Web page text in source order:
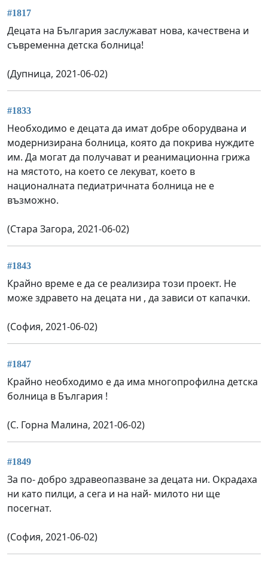
#1817
Децата на България заслужават нова, качествена и
съвременна детска болница!
(Дупница, 2021-06-02)
#1833
Необходимо е децата да имат добре оборудвана и
модернизирана болница, която да покрива нуждите
им. Да могат да получават и реанимационна грижа
на мястото, на което се лекуват, което в
националната педиатричната болница не е
възможно.
(Стара Загора, 2021-06-02)
#1843
Крайно време е да се реализира този проект. Не
може здравето на децата ни , да зависи от капачки.
(София, 2021-06-02)
#1847
Крайно необходимо е да има многопрофилна детска
болница в България !
(С. Горна Малина, 2021-06-02)
#1849
За по- добро здравеопазване за децата ни. Окрадаха
ни като пилци, а сега и на най- милото ни ще
посегнат.
(София, 2021-06-02)